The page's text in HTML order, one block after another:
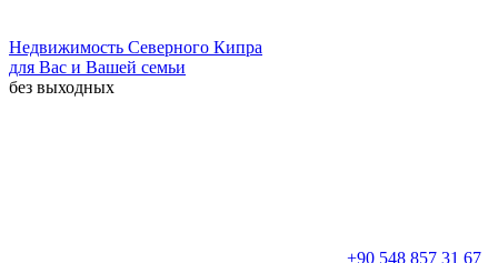
Недвижимость Северного Кипра
для Вас и Вашей семьи
без выходных
+90 548 857 31 67